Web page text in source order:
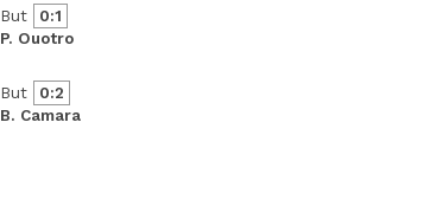
But
0:1
P. Ouotro
But
0:2
B. Camara